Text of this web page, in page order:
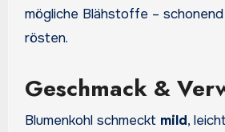
mögliche Blähstoffe –
rösten.
Geschmack &
Blumenkohl schmeckt mild,